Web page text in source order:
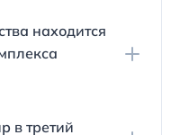
к улице
находится
в третий